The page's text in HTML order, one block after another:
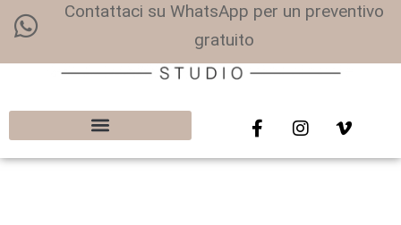
Contattaci su WhatsApp per un preventivo
gratuito